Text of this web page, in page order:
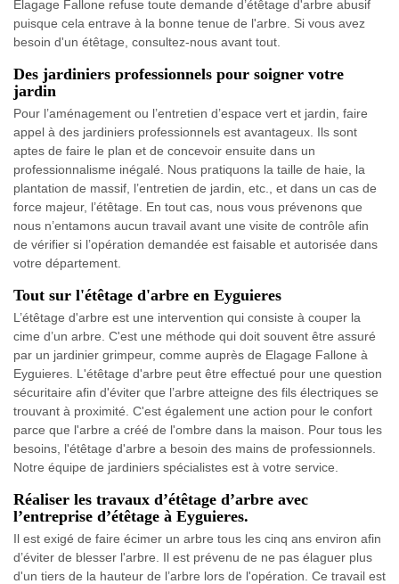
Elagage Fallone refuse toute demande d’étêtage d'arbre abusif
puisque cela entrave à la bonne tenue de l'arbre. Si vous avez
besoin d'un étêtage, consultez-nous avant tout.
Des jardiniers professionnels pour soigner votre
jardin
Pour l’aménagement ou l’entretien d’espace vert et jardin, faire
appel à des jardiniers professionnels est avantageux. Ils sont
aptes de faire le plan et de concevoir ensuite dans un
professionnalisme inégalé. Nous pratiquons la taille de haie, la
plantation de massif, l’entretien de jardin, etc., et dans un cas de
force majeur, l’étêtage. En tout cas, nous vous prévenons que
nous n’entamons aucun travail avant une visite de contrôle afin
de vérifier si l’opération demandée est faisable et autorisée dans
votre département.
Tout sur l'étêtage d'arbre en Eyguieres
L’étêtage d'arbre est une intervention qui consiste à couper la
cime d’un arbre. C'est une méthode qui doit souvent être assuré
par un jardinier grimpeur, comme auprès de Elagage Fallone à
Eyguieres. L'étêtage d'arbre peut être effectué pour une question
sécuritaire afin d'éviter que l’arbre atteigne des fils électriques se
trouvant à proximité. C'est également une action pour le confort
parce que l'arbre a créé de l'ombre dans la maison. Pour tous les
besoins, l'étêtage d'arbre a besoin des mains de professionnels.
Notre équipe de jardiniers spécialistes est à votre service.
Réaliser les travaux d’étêtage d’arbre avec
l’entreprise d’étêtage à Eyguieres.
Il est exigé de faire écimer un arbre tous les cinq ans environ afin
d’éviter de blesser l'arbre. Il est prévenu de ne pas élaguer plus
d'un tiers de la hauteur de l’arbre lors de l'opération. Ce travail est